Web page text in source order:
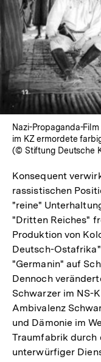
Nazi-Propaganda-
im KZ ermordete
(© Stiftung Deutsche
Konsequent
rassistischen
"reine"
"Dritten Reiches"
Produktion von
Deutsch-
"Germanin" auf
Dennoch
Schwarzer im NS-
Ambivalenz
und Dämonie im
Traumfabrik durch
unterwürfiger